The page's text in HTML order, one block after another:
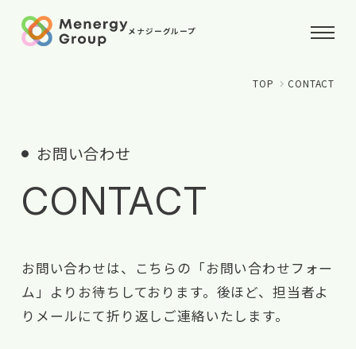
メナジーグループ
お知らせ
会社概要
お問い合わせ
TOP CONTACT
お問い合わせ
CONTACT
お問い合わせは、こちらの「お問い合わせフォー
ム」よりお待ちしております。 後ほど、担当者よ
りメールにて折り返しご連絡いたします。